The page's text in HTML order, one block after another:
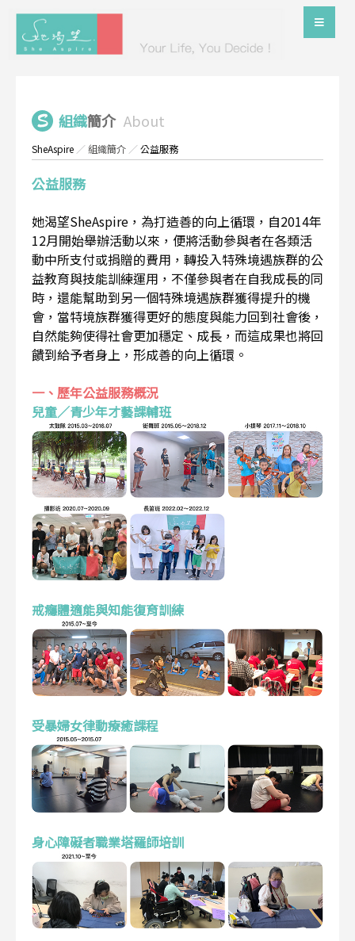
組織簡介 About
SheAspire ／組織簡介 ／公益服務
公益服務
她渴望SheAspire，為打造善的向上循環，自2014年
12月開始舉辦活動以來，便將活動參與者在各類活
動中所支付或捐贈的費用，轉投入特殊境遇族群的公
益教育與技能訓練運用，不僅參與者在自我成長的同
時，還能幫助到另一個特殊境遇族群獲得提升的機
會，當特境族群獲得更好的態度與能力回到社會後，
自然能夠使得社會更加穩定、成長，而這成果也將回
饋到給予者身上，形成善的向上循環。
一、歷年公益服務概況
兒童／青少年才藝課輔班
戒癮體適能與知能復育訓練
受暴婦女律動療癒課程
身心障礙者職業塔羅師培訓